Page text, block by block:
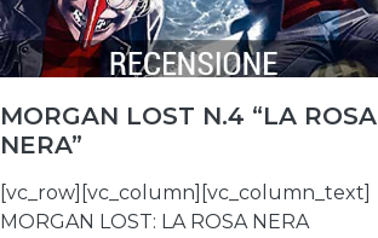
MORGAN LOST N.4 “LA ROSA
NERA”
[vc_row][vc_column][vc_column_text]
MORGAN LOST: LA ROSA NERA